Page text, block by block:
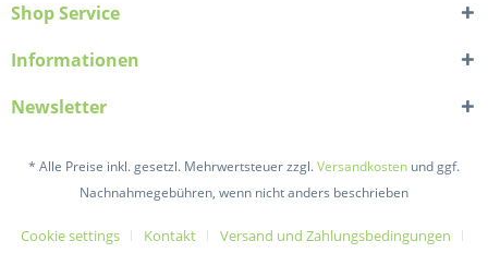
Shop Service
Informationen
Newsletter
* Alle Preise inkl. gesetzl. Mehrwertsteuer zzgl.Versandkosten und ggf.
Nachnahmegebühren, wenn nicht anders beschrieben
Cookie settings Kontakt
Versand und Zahlungsbedingungen